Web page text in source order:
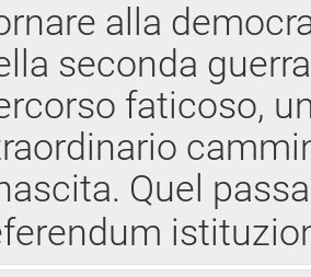
alla
seconda
faticoso,
Quel